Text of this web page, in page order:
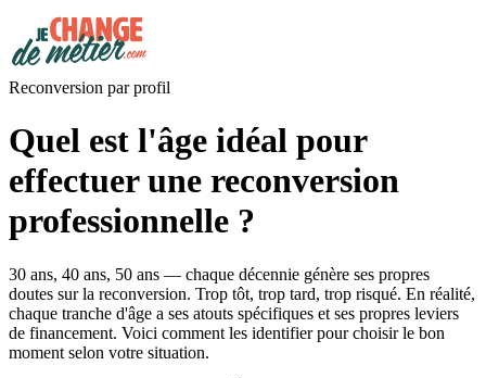
Reconversion par profil
Quel est l'âge idéal pour
effectuer une reconversion
professionnelle ?
30 ans, 40 ans, 50 ans — chaque décennie génère ses propres
doutes sur la reconversion. Trop tôt, trop tard, trop risqué. En réalité,
chaque tranche d'âge a ses atouts spécifiques et ses propres leviers
de financement. Voici comment les identifier pour choisir le bon
moment selon votre situation.